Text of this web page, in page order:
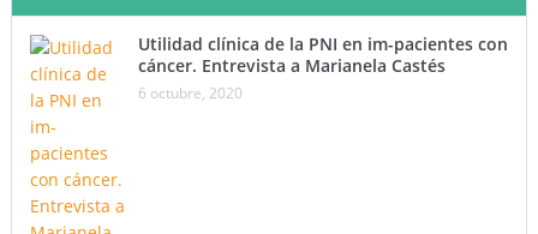
Utilidad clínica de la PNI en im-pacientes con
cáncer. Entrevista a Marianela Castés
6 octubre, 2020